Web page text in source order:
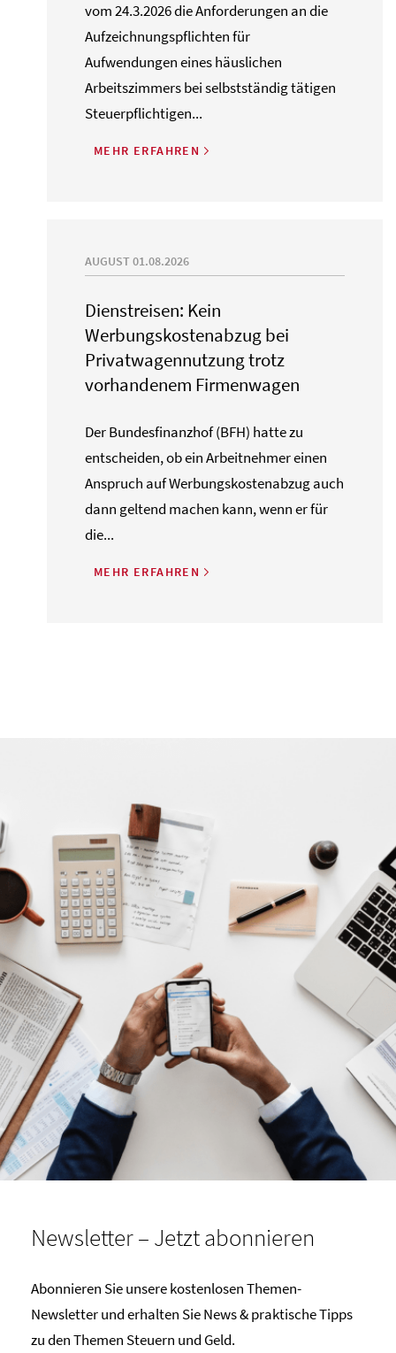
vom 24.3.2026 die Anforderungen an die
Aufzeichnungspflichten für
Aufwendungen eines häuslichen
Arbeitszimmers bei selbstständig tätigen
Steuerpflichtigen...
MEHR ERFAHREN
AUGUST 01.08.2026
Dienstreisen: Kein
Werbungskostenabzug bei
Privatwagennutzung trotz
vorhandenem Firmenwagen
Der Bundesfinanzhof (BFH) hatte zu
entscheiden, ob ein Arbeitnehmer einen
Anspruch auf Werbungskostenabzug auch
dann geltend machen kann, wenn er für
die...
MEHR ERFAHREN
Newsletter – Jetzt abonnieren
Abonnieren Sie unsere kostenlosen Themen-
Newsletter und erhalten Sie News & praktische Tipps
zu den Themen Steuern und Geld.